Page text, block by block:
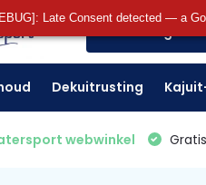
Late Consent detected — a
Dekuitrusting
webwinkel